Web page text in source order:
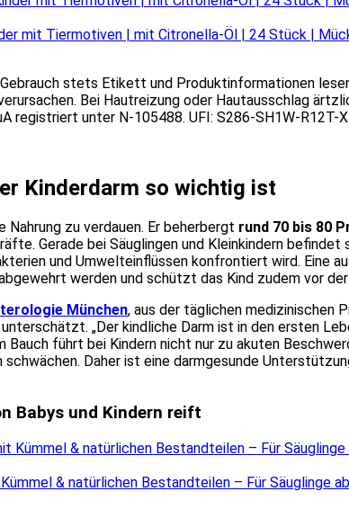
mit Tiermotiven | mit Citronella-Öl | 24 Stück |
stets Etikett und Produktinformationen
Bei Hautreizung oder Hautausschlag
registriert unter N-105488. UFI: S286-SH1W-R12T-
Kinderdarm so wichtig ist
zu verdauen. Er beherbergt rund 70 bis 80
Gerade bei Säuglingen und Kleinkindern befindet
und Umwelteinflüssen konfrontiert wird. Eine
werden und schützt das Kind zudem vor
München, aus der täglichen medizinischen
„Der kindliche Darm ist in den ersten
Bauch führt bei Kindern nicht nur zu akuten
Daher ist eine darmgesunde
Babys und Kindern reift
& natürlichen Bestandteilen – Für Säuglinge